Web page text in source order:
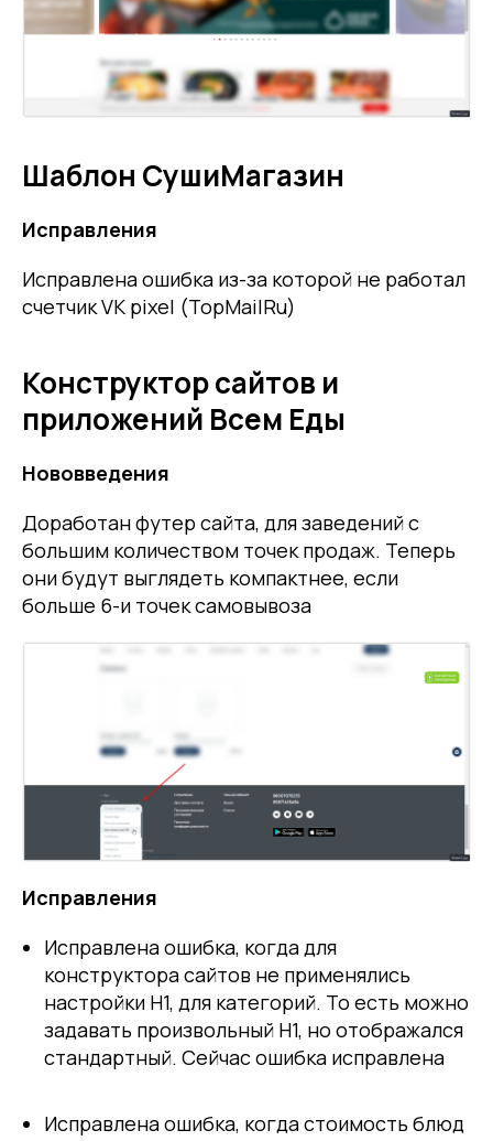
Шаблон СушиМагазин
Исправления
Исправлена ошибка из-за которой не работал
счетчик VK pixel (TopMailRu)
Конструктор сайтов и
приложений Всем Еды
Нововведения
Доработан футер сайта, для заведений с
большим количеством точек продаж. Теперь
они будут выглядеть компактнее, если
больше 6-и точек самовывоза
Исправления
Исправлена ошибка, когда для
конструктора сайтов не применялись
настройки H1, для категорий. То есть можно
задавать произвольный H1, но отображался
стандартный. Сейчас ошибка исправлена
Исправлена ошибка, когда стоимость блюд